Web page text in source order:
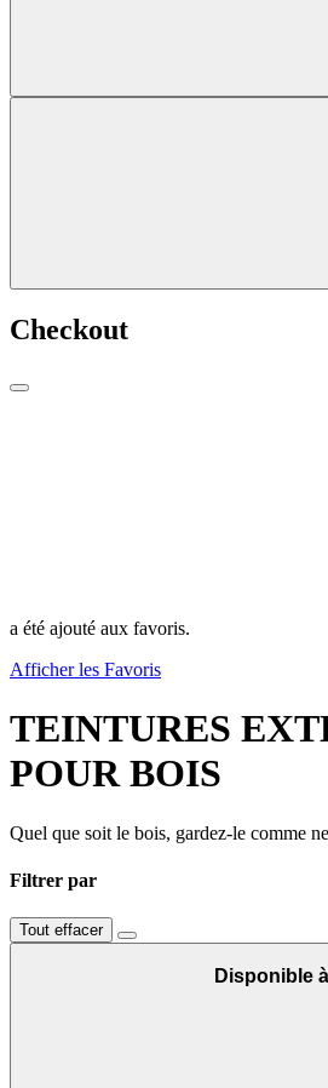
Checkout
a été ajouté aux favoris.
Afficher les Favoris
TEINTURES
POUR BOIS
Quel que soit le bois, gardez-le comme
Filtrer par
Tout effacer
Disponible à